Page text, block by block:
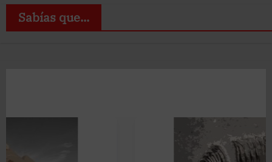
Sabías que...